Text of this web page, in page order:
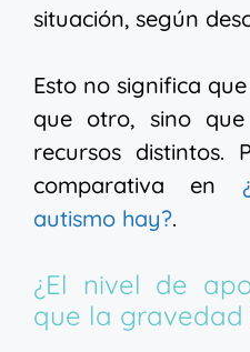
situación, según
Esto no significa
que otro, sino
recursos distintos.
comparativa en
autismo hay?.
¿El nivel de
que la gravedad